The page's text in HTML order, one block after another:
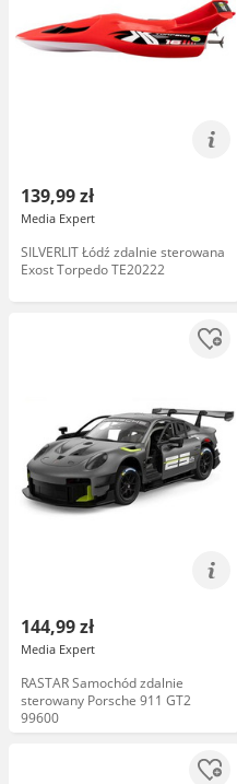
139,99 zł
Media Expert
SILVERLIT Łódź zdalnie sterowana
Exost Torpedo TE20222
144,99 zł
Media Expert
RASTAR Samochód zdalnie
sterowany Porsche 911 GT2
99600